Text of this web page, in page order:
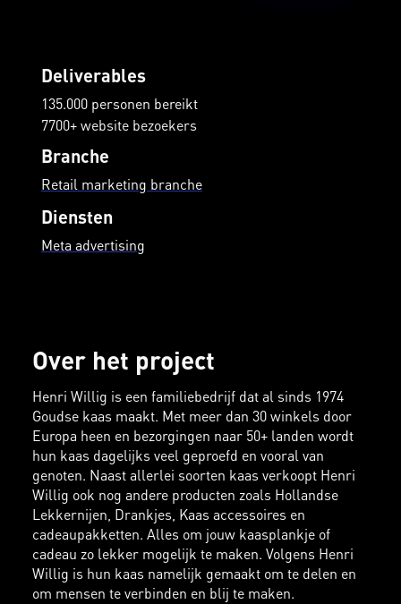
Deliverables
135.000 personen bereikt
7700+ website bezoekers
Branche
Retail marketing branche
Diensten
Meta advertising
Over het project
Henri Willig is een familiebedrijf dat al sinds 1974
Goudse kaas maakt. Met meer dan 30 winkels door
Europa heen en bezorgingen naar 50+ landen wordt
hun kaas dagelijks veel geproefd en vooral van
genoten. Naast allerlei soorten kaas verkoopt Henri
Willig ook nog andere producten zoals Hollandse
Lekkernijen, Drankjes, Kaas accessoires en
cadeaupakketten. Alles om jouw kaasplankje of
cadeau zo lekker mogelijk te maken. Volgens Henri
Willig is hun kaas namelijk gemaakt om te delen en
om mensen te verbinden en blij te maken.